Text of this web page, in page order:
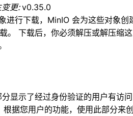
更:v0.35.0
进行下载，MinIO 会为这些对象创
。 下载后，你必须解压或解压缩这
分显示了经过身份验证的用户有访问
根据您用户的功能，使用此部分来